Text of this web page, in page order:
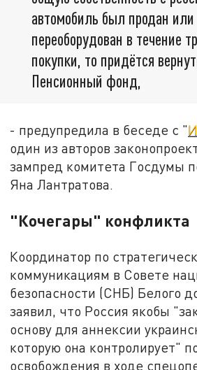
автомобиль был продан или
переоборудован в течение
покупки, то придётся
Пенсионный фонд,
- предупредила в беседе с "
один из авторов
зампред комитета Госдумы
Яна Лантратова.
"Кочегары" конфликта
Координатор по
коммуникациям в Совете
безопасности (СНБ) Белого
заявил, что Россия якобы
основу для аннексии
которую она контролирует"
освобождения в ходе